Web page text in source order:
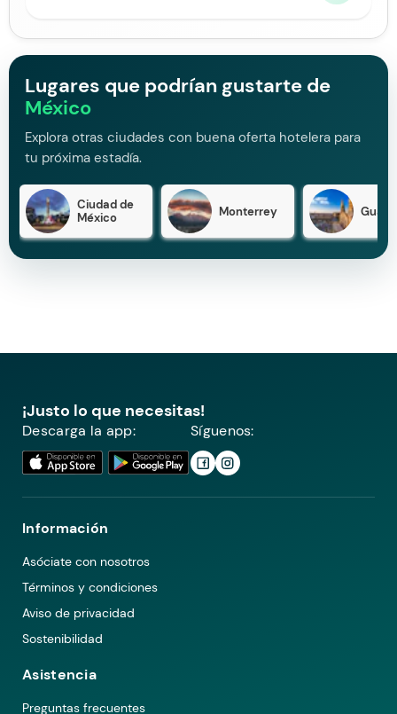
Lugares que podrían gustarte de
México
Explora otras ciudades con buena oferta hotelera para
tu próxima estadía.
Ciudad de
México
Monterrey
¡Justo lo que necesitas!
Descarga la app: Síguenos:
Información
Asóciate con nosotros
Términos y condiciones
Aviso de privacidad
Sostenibilidad
Asistencia
Preguntas frecuentes